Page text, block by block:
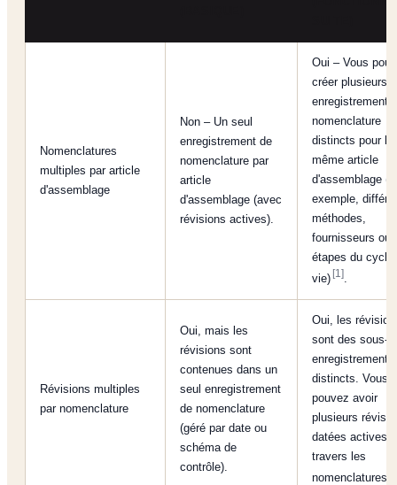
Nomenclatures
multiples par article
d'assemblage
Non – Un seul
enregistrement de
nomenclature par
article
d'assemblage (avec
révisions actives).
Oui – Vous
créer plusieurs
enregistrements
nomenclature
distincts pour le
même article
d'assemblage
exemple,
méthodes,
fournisseurs ou
étapes du cycle
vie)[1]
Révisions multiples
par nomenclature
Oui, mais les
révisions sont
contenues dans un
seul enregistrement
de nomenclature
(géré par date ou
schéma de
contrôle).
Oui, les
sont des sous-
enregistrements
distincts. Vous
pouvez avoir
plusieurs
datées actives à
travers les
nomenclatures